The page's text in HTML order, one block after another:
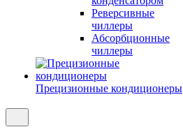
Реверсивные
чиллеры
Абсорбционные
чиллеры
Прецизионные кондиционеры